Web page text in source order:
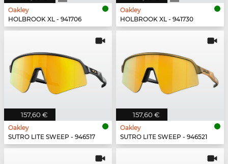
Oakley
HOLBROOK XL - 941706
Oakley
HOLBROOK XL - 941730
157,60 €
Oakley
SUTRO LITE SWEEP - 946517
157,60 €
Oakley
SUTRO LITE SWEEP - 946521